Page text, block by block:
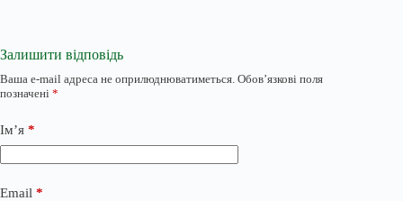
Залишити відповідь
Ваша e-mail адреса не оприлюднюватиметься. Обов’язкові поля
позначені *
Ім’я *
Email *